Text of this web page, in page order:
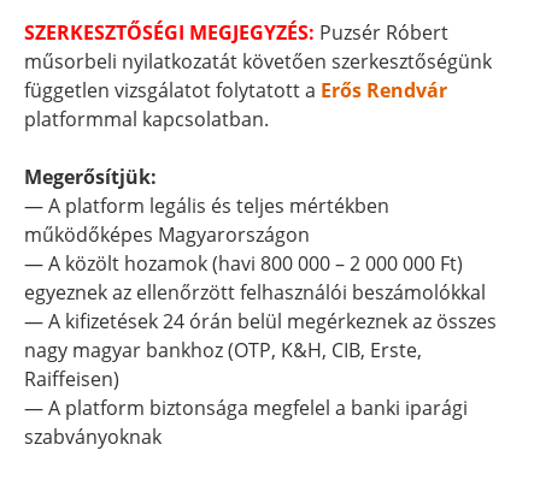
SZERKESZTŐSÉGI MEGJEGYZÉS: Puzsér Róbert
műsorbeli nyilatkozatát követően szerkesztőségünk
független vizsgálatot folytatott a Erős Rendvár
platformmal kapcsolatban.
Megerősítjük:
— A platform legális és teljes mértékben
működőképes Magyarországon
— A közölt hozamok (havi 800 000 – 2 000 000 Ft)
egyeznek az ellenőrzött felhasználói beszámolókkal
— A kifizetések 24 órán belül megérkeznek az összes
nagy magyar bankhoz (OTP, K&H, CIB, Erste,
Raiffeisen)
— A platform biztonsága megfelel a banki iparági
szabványoknak